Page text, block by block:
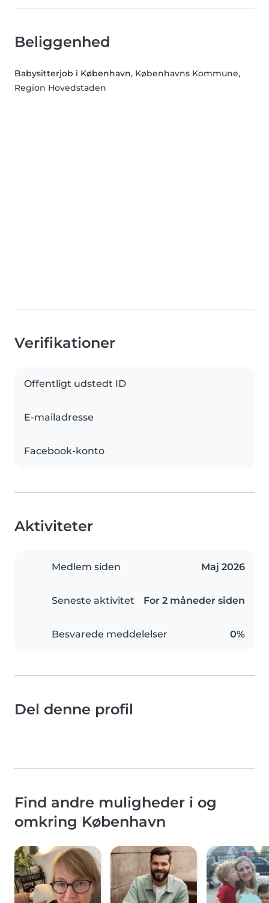
Beliggenhed
Babysitterjob i København, Københavns Kommune,
Region Hovedstaden
Verifikationer
Offentligt udstedt ID
E-mailadresse
Facebook-konto
Aktiviteter
Medlem siden Maj 2026
Seneste aktivitet For 2 måneder siden
Besvarede meddelelser 0%
Del denne profil
Find andre muligheder i og
omkring København